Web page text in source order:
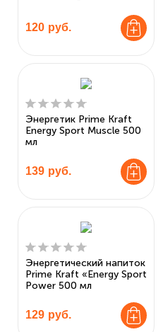
120 руб.
Энергетик Prime Kraft
Energy Sport Muscle 500
мл
139 руб.
Энергетический напиток
Prime Kraft «Energy Sport
Power 500 мл
129 руб.